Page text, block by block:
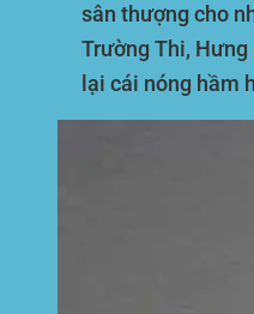
sân thượng cho
Trường Thi, Hưng
lại cái nóng hầm